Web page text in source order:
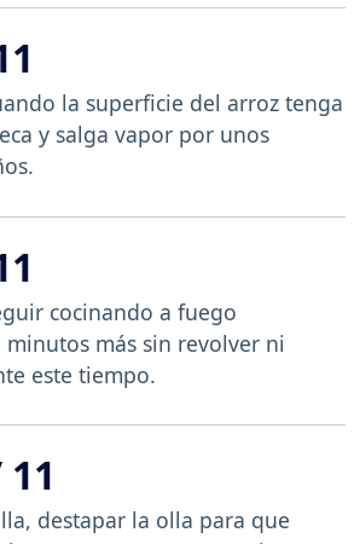
la superficie del arroz tenga
y salga vapor por unos
cocinando a fuego
más sin revolver ni
este tiempo.
destapar la olla para que